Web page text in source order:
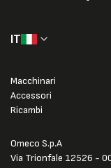
IT
Omeco S.p.A
Via Trionfale 12526 -
Macchinari
Accessori
Ricambi